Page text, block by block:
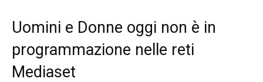
Uomini e Donne oggi non è in
programmazione nelle reti
Mediaset